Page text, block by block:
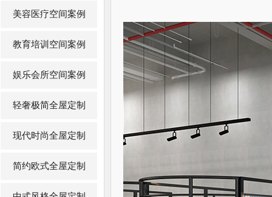
美容医疗空间案例
教育培训空间案例
娱乐会所空间案例
轻奢极简全屋定制
现代时尚全屋定制
简约欧式全屋定制